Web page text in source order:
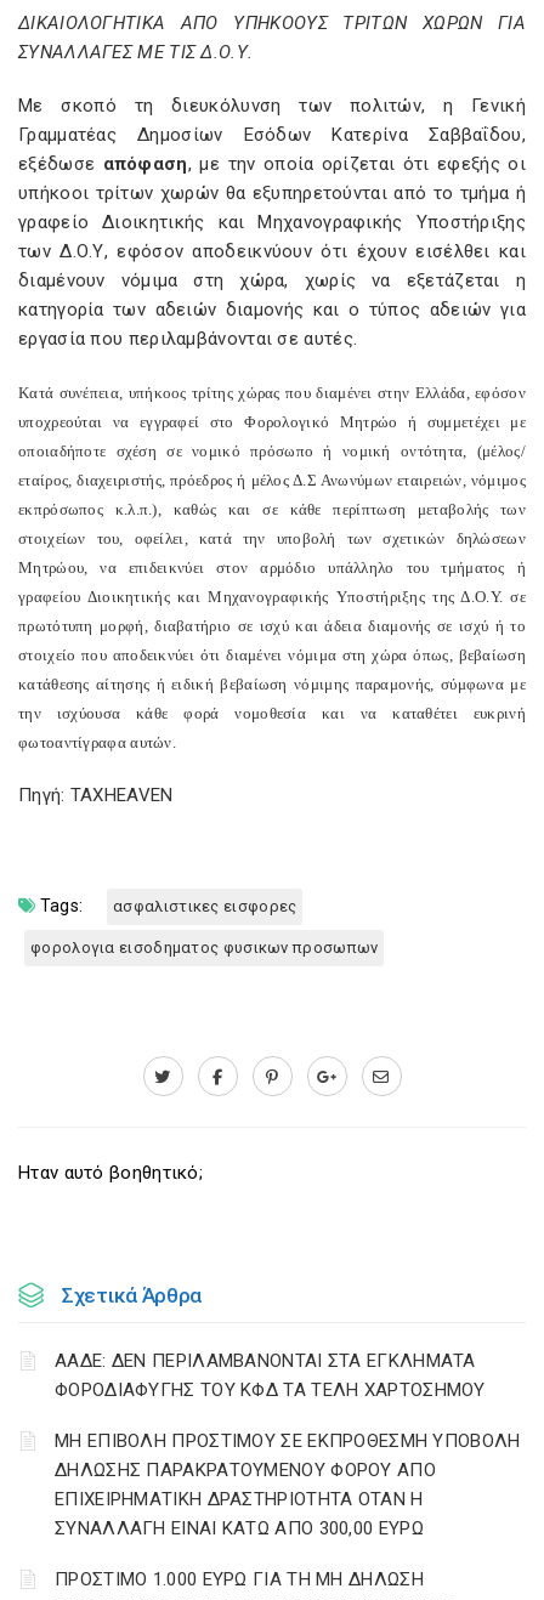
ΔΙΚΑΙΟΛΟΓΗΤΙΚΑ ΑΠΟ ΥΠΗΚΟΟΥΣ ΤΡΙΤΩΝ ΧΩΡΩΝ ΓΙΑ
ΣΥΝΑΛΛΑΓΕΣ ΜΕ ΤΙΣ Δ.Ο.Υ.
Με σκοπό τη διευκόλυνση των πολιτών, η Γενική
Γραμματέας Δημοσίων Εσόδων Κατερίνα Σαββαΐδου,
εξέδωσε απόφαση, με την οποία ορίζεται ότι εφεξής οι
υπήκοοι τρίτων χωρών θα εξυπηρετούνται από το τμήμα ή
γραφείο Διοικητικής και Μηχανογραφικής Υποστήριξης
των Δ.Ο.Υ, εφόσον αποδεικνύουν ότι έχουν εισέλθει και
διαμένουν νόμιμα στη χώρα, χωρίς να εξετάζεται η
κατηγορία των αδειών διαμονής και ο τύπος αδειών για
εργασία που περιλαμβάνονται σε αυτές.
Κατά συνέπεια, υπήκοος τρίτης χώρας που διαμένει στην Ελλάδα, εφόσον
υποχρεούται να εγγραφεί στο Φορολογικό Μητρώο ή συμμετέχει με
οποιαδήποτε σχέση σε νομικό πρόσωπο ή νομική οντότητα, (μέλος/
εταίρος, διαχειριστής, πρόεδρος ή μέλος Δ.Σ Ανωνύμων εταιρειών, νόμιμος
εκπρόσωπος κ.λ.π.), καθώς και σε κάθε περίπτωση μεταβολής των
στοιχείων του, οφείλει, κατά την υποβολή των σχετικών δηλώσεων
Μητρώου, να επιδεικνύει στον αρμόδιο υπάλληλο του τμήματος ή
γραφείου Διοικητικής και Μηχανογραφικής Υποστήριξης της Δ.Ο.Υ. σε
πρωτότυπη μορφή, διαβατήριο σε ισχύ και άδεια διαμονής σε ισχύ ή το
στοιχείο που αποδεικνύει ότι διαμένει νόμιμα στη χώρα όπως, βεβαίωση
κατάθεσης αίτησης ή ειδική βεβαίωση νόμιμης παραμονής, σύμφωνα με
την ισχύουσα κάθε φορά νομοθεσία και να καταθέτει ευκρινή
φωτοαντίγραφα αυτών.
Πηγή: TAXHEAVEN
Tags: ασφαλιστικες εισφορες
φορολογια εισοδηματος φυσικων προσωπων
Ηταν αυτό βοηθητικό;
Σχετικά Άρθρα
ΑΑΔΕ: ΔΕΝ ΠΕΡΙΛΑΜΒΑΝΟΝΤΑΙ ΣΤΑ ΕΓΚΛΗΜΑΤΑ
ΦΟΡΟΔΙΑΦΥΓΗΣ ΤΟΥ ΚΦΔ ΤΑ ΤΕΛΗ ΧΑΡΤΟΣΗΜΟΥ
ΜΗ ΕΠΙΒΟΛΗ ΠΡΟΣΤΙΜΟΥ ΣΕ ΕΚΠΡΟΘΕΣΜΗ ΥΠΟΒΟΛΗ
ΔΗΛΩΣΗΣ ΠΑΡΑΚΡΑΤΟΥΜΕΝΟΥ ΦΟΡΟΥ ΑΠΟ
ΕΠΙΧΕΙΡΗΜΑΤΙΚΗ ΔΡΑΣΤΗΡΙΟΤΗΤΑ ΟΤΑΝ Η
ΣΥΝΑΛΛΑΓΗ ΕΙΝΑΙ ΚΑΤΩ ΑΠΟ 300,00 ΕΥΡΩ
ΠΡΟΣΤΙΜΟ 1.000 ΕΥΡΩ ΓΙΑ ΤΗ ΜΗ ΔΗΛΩΣΗ